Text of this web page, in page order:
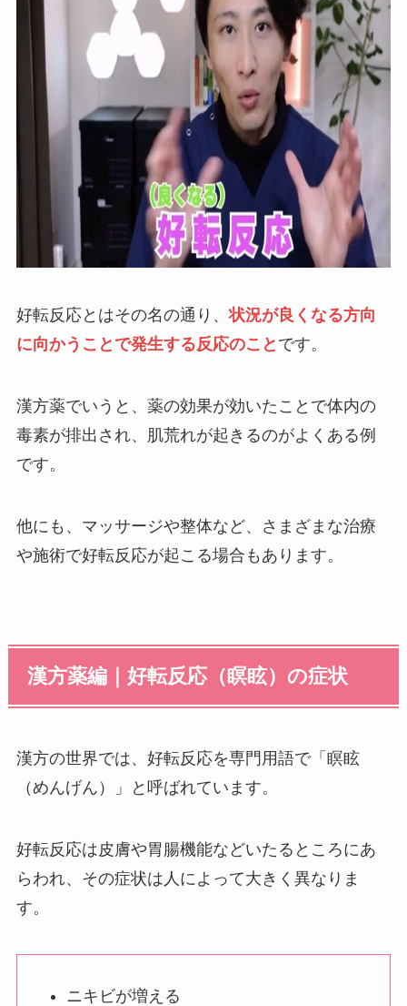
好転反応とはその名の通り、状況が良くなる方向
に向かうことで発生する反応のこと です。
漢方薬でいうと、薬の効果が効いたことで体内の
毒素が排出され、肌荒れが起きるのがよくある例
です。
他にも、マッサージや整体など、さまざまな治療
や施術で好転反応が起こる場合もあります。
漢方薬編｜好転反応（瞑眩）の症状
漢方の世界では、好転反応を専門用語で「瞑眩
（めんげん）」と呼ばれています。
好転反応は皮膚や胃腸機能などいたるところにあ
らわれ、その症状は人によって大きく異なりま
す。
ニキビが増える